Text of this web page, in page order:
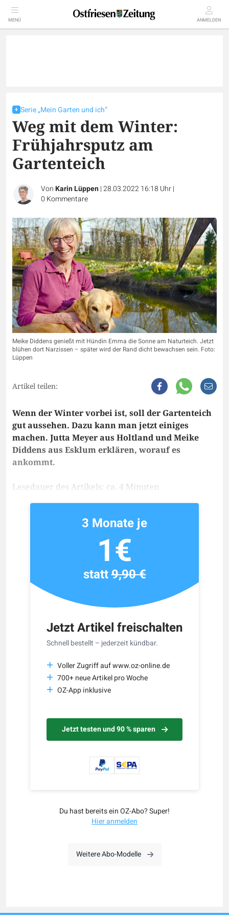
MENÜ ANMELDEN
Serie „Mein Garten und ich“
Weg mit dem Winter:
Frühjahrsputz am
Gartenteich
VonKarin Lüppen|28.03.2022 16:18 Uhr|
0 Kommentare
Meike Diddens genießt mit Hündin Emma die Sonne am Naturteich. Jetzt
blühen dort Narzissen – später wird der Rand dicht bewachsen sein. Foto:
Lüppen
Artikel teilen:
Wenn der Winter vorbei ist, soll der Gartenteich
gut aussehen. Dazu kann man jetzt einiges
machen. Jutta Meyer aus Holtland und Meike
Diddens aus Esklum erklären, worauf es
ankommt.
Lesedauer des Artikels: ca. 4 Minuten
Jetzt Artikel freischalten
Schnell bestellt – jederzeit kündbar.
Voller Zugriff auf www.oz-online.de
700+ neue Artikel pro Woche
OZ-App inklusive
Jetzt testen und 90 % sparen
3 Monate je
1€
statt9,90 €
Du hast bereits ein OZ-Abo? Super!
Hier anmelden
Weitere Abo-Modelle